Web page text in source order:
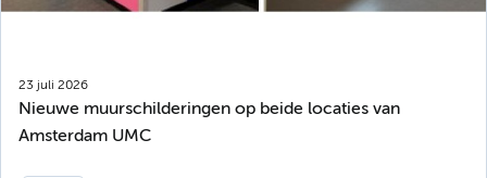
23 juli 2026
Nieuwe muurschilderingen op beide locaties van
Amsterdam UMC